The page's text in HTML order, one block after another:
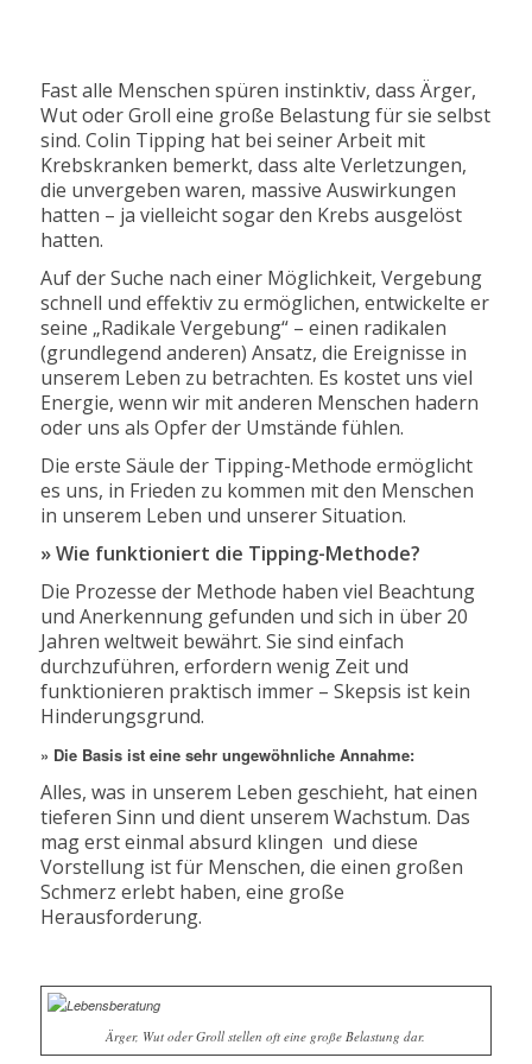
Fast alle Menschen spüren instinktiv, dass Ärger,
Wut oder Groll eine große Belastung für sie selbst
sind. Colin Tipping hat bei seiner Arbeit mit
Krebskranken bemerkt, dass alte Verletzungen,
die unvergeben waren, massive Auswirkungen
hatten – ja vielleicht sogar den Krebs ausgelöst
hatten.
Auf der Suche nach einer Möglichkeit, Vergebung
schnell und effektiv zu ermöglichen, entwickelte er
seine „Radikale Vergebung“ – einen radikalen
(grundlegend anderen) Ansatz, die Ereignisse in
unserem Leben zu betrachten. Es kostet uns viel
Energie, wenn wir mit anderen Menschen hadern
oder uns als Opfer der Umstände fühlen.
Die erste Säule der Tipping-Methode ermöglicht
es uns, in Frieden zu kommen mit den Menschen
in unserem Leben und unserer Situation.
» Wie funktioniert die Tipping-Methode?
Die Prozesse der Methode haben viel Beachtung
und Anerkennung gefunden und sich in über 20
Jahren weltweit bewährt. Sie sind einfach
durchzuführen, erfordern wenig Zeit und
funktionieren praktisch immer – Skepsis ist kein
Hinderungsgrund.
» Die Basis ist eine sehr ungewöhnliche Annahme:
Alles, was in unserem Leben geschieht, hat einen
tieferen Sinn und dient unserem Wachstum. Das
mag erst einmal absurd klingen und diese
Vorstellung ist für Menschen, die einen großen
Schmerz erlebt haben, eine große
Herausforderung.
Ärger, Wut oder Groll stellen oft eine große Belastung dar.